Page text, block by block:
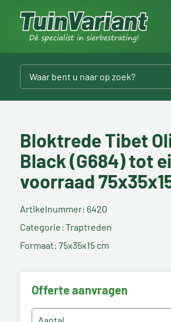
Bloktrede Tibet
Black (G684) tot
voorraad
Artikelnummer: 6420
Categorie: Traptreden
Formaat: 75x35x15 cm
Offerte aanvragen